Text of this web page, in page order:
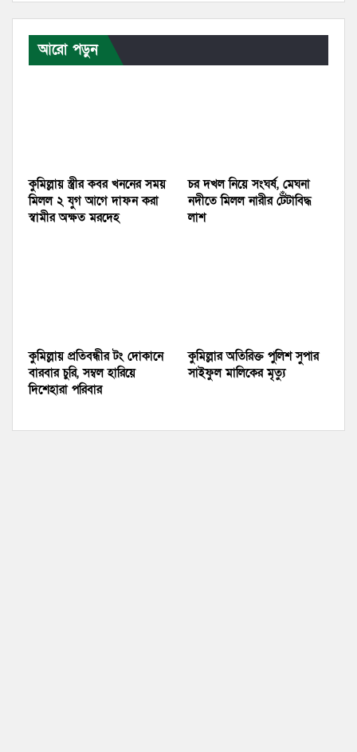
আরো পড়ুন
কুমিল্লায় স্ত্রীর কবর খননের সময়
মিলল ২ যুগ আগে দাফন করা
স্বামীর অক্ষত মরদেহ
চর দখল নিয়ে সংঘর্ষ, মেঘনা
নদীতে মিলল নারীর টেঁটাবিদ্ধ
লাশ
কুমিল্লায় প্রতিবন্ধীর টং দোকানে
বারবার চুরি, সম্বল হারিয়ে
দিশেহারা পরিবার
কুমিল্লার অতিরিক্ত পুলিশ সুপার
সাইফুল মালিকের মৃত্যু